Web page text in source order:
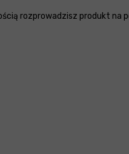
rozprowadzisz produkt na